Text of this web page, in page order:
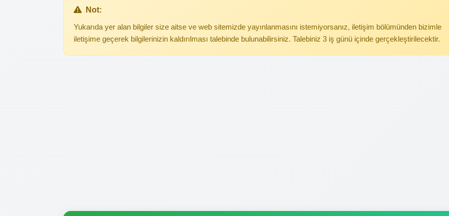
Not:
Yukarıda yer alan bilgiler size aitse ve web sitemizde yayınlanmasını istemiyorsanız, iletişim bölümünden bizimle
iletişime geçerek bilgilerinizin kaldırılması talebinde bulunabilirsiniz. Talebiniz 3 iş günü içinde gerçekleştirilecektir.